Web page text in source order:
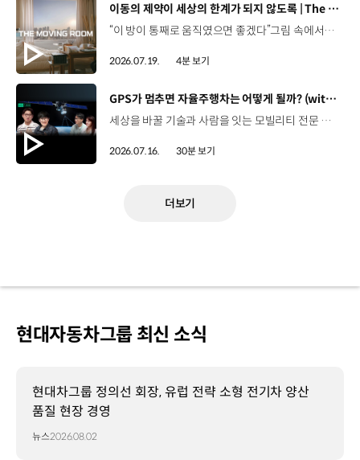
[동영상]
이동의 제약이 세상의 한계가 되지 않도록 | The Moving Room
“이 방이 통째로 움직였으면 좋겠다”그림 속에서만 그리던 여행이 현실이 되기까지 기아 PV5 WAV는 필요한 의료 장비를 싣고가족과 한 공간에서 함께 떠날 수 있도록이동의 경험을 다시 설계했습니다. 같은 풍경을 보고, 같은 순간을 나누는 일현대자동차그룹은 모두를 위한 이동을 만들어갑니다. #현대자동차그룹 #TheMovingRoom #PV5 #기아 #목적기반모빌리티 #PV5WAV #PBV
2026.07.19. 4분 보기
[동영상]
GPS가 멈추면 자율주행차는 어떻게 될까? (with 우주먼지, 항성) | 현대진행형 팟캐스트 EP. 19
세상을 바꿀 기술과 사람을 잇는 모빌리티 전문 팟캐스트, 현대진행형. 🔊 과학커뮤니케이터 이독실, 여도은 앵커,그리고 새로운 얼굴, 천문학자 우주먼지, 과학 커뮤니케이터 항성과 함께 돌아왔습니다. 열아홉 번째 에피소드에서는 우리에게 익숙한 GPS를 주제로내비게이션이 내 위치를 파악하는 기본 원리부터터널과 도심에서 GPS 정보에 오차가 발생하는 이유,그리고 자율주행 기술과 어떤 방식으로 연결되는지 살펴봅니다. 하늘의 별을 보고 길을 찾던 시대에서오늘날 GPS가 모빌리티를 움직이게 되기까지의 이야기.현대진행형 19편에서 확인해 보세요. 현대진행형 팟빵 ▶현대진행형 애플 팟캐스트 ▶현대진행형 스포티파이 ▶ 00:00 하이라이트00:24 인트로 / 자기소개02:25 별을 보며 길을 찾던 시대03:55 GPS가 내 위치를 찾는 원리05:39 내비게이션은 왜 가끔 엉뚱한 길로 갈까?08:56 어느 날 GPS가 일제히 멈춘다면?09:39 GPS가 멈추면 자율주행차는 어떻게 될까11:21 더 안전하게 길을 읽는 센서퓨전 기술12:30 자율주행 시대, 도로도 함께 진화해야 한다15:51 길을 잘 찾는 자율주행, '촉'이 생길 수 있을까?19:10 GPS가 어려워하는 '높이'를 예측하려면20:42 자율주행 시대의 고정밀 지도, 솔맵23:38 내비게이션 길 찾기 알고리즘과 새로운 기능들26:11 별자리를 찾아주는 선루프? 천문학자가 미래 자동차에 바라는 것28:30 이동 경험을 확장하는 미래 모빌리티의 역할 *본 영상에 포함된 참여자의 의견은 현대자동차그룹의 공식 입장과 다를 수 있습니다. #현대자동차그룹 #현대진행형 #모빌리티팟캐스트 #GPS #인공위성 #자율주행 #센서퓨전 #모빌리티 #팟캐스트
2026.07.16. 30분 보기
더보기
현대자동차그룹 최신 소식
현대차그룹 정의선 회장, 유럽 전략 소형 전기차 양산
품질 현장 경영
뉴스2026.08.02